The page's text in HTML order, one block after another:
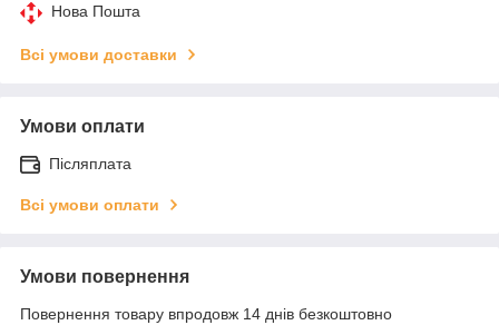
Нова Пошта
Всі умови доставки
Умови оплати
Післяплата
Всі умови оплати
Умови повернення
Повернення товару впродовж 14 днів безкоштовно